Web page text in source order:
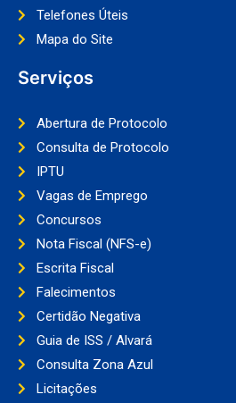
Telefones Úteis
Mapa do Site
Serviços
Abertura de Protocolo
Consulta de Protocolo
IPTU
Vagas de Emprego
Concursos
Nota Fiscal (NFS-e)
Escrita Fiscal
Falecimentos
Certidão Negativa
Guia de ISS / Alvará
Consulta Zona Azul
Licitações